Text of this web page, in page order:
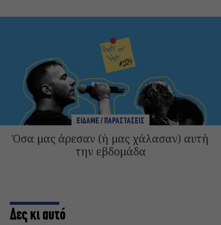
ΕΙΔΑΜΕ / ΠΑΡΑΣΤΑΣΕΙΣ
Όσα μας άρεσαν (ή μας χάλασαν) αυτή
την εβδομάδα
Δες κι αυτό